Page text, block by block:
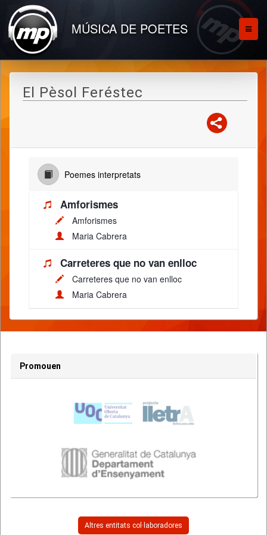
MÚSICA DE POETES
El Pèsol Feréstec
Poemes interpretats
Amforismes
Amforismes
Maria Cabrera
Carreteres que no van enlloc
Carreteres que no van enlloc
Maria Cabrera
Promouen
Altres entitats col·laboradores